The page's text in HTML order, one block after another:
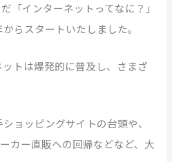
「インターネットってなに？」
らスタートいたしました。
トは爆発的に普及し、さまざ
ョッピングサイトの台頭や、
カー直販への回帰などなど、大